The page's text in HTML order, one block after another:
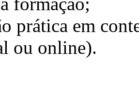
prática em
ou online).